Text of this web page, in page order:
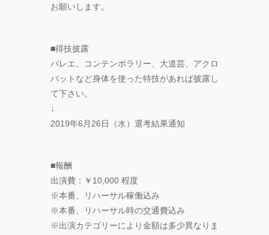
お願いします。
■得技披露
バレエ、コンテンポラリー、大道芸、アクロ
バットなど身体を使った特技があれば披露し
て下さい。
↓
2019年6月26日（水）選考結果通知
■報酬
出演費：￥10,000 程度
※本番、リハーサル稼働込み
※本番、リハーサル時の交通費込み
※出演カテゴリーにより金額は多少異なりま